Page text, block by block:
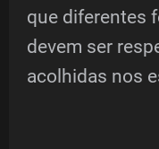
que diferentes
devem ser
acolhidas nos